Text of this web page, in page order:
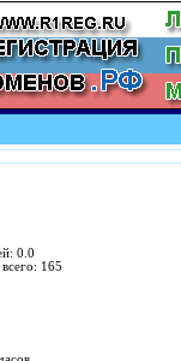
0.0
165